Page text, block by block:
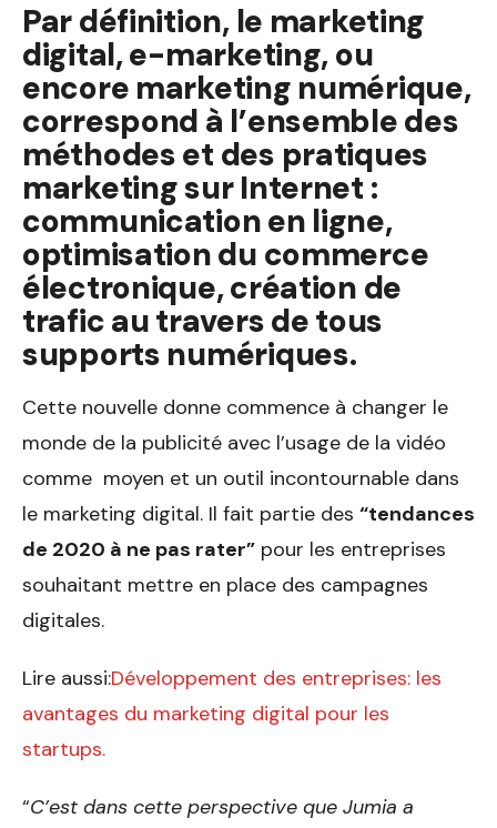
Par définition, le marketing
digital, e-marketing, ou
encore marketing numérique,
correspond à l’ensemble des
méthodes et des pratiques
marketing sur Internet :
communication en ligne,
optimisation du commerce
électronique, création de
trafic au travers de tous
supports numériques.
Cette nouvelle donne commence à changer le
monde de la publicité avec l’usage de la vidéo
comme moyen et un outil incontournable dans
le marketing digital. Il fait partie des “tendances
de 2020 à ne pas rater” pour les entreprises
souhaitant mettre en place des campagnes
digitales.
Lire aussi:Développement des entreprises: les
avantages du marketing digital pour les
startups.
“C’est dans cette perspective que Jumia a